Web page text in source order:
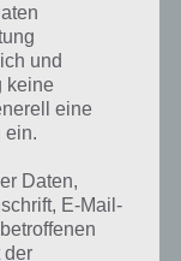
ALLER
und
keine
eine
ein.
Daten,
E-Mail-
der